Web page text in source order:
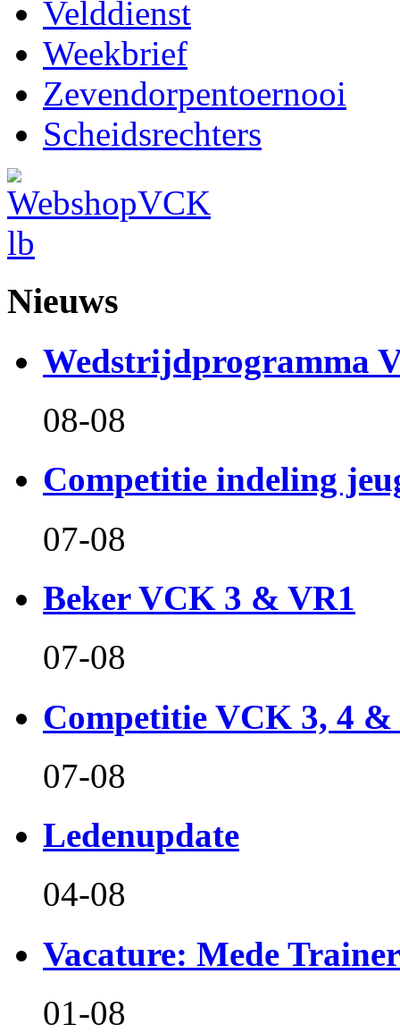
Velddienst
Weekbrief
Zevendorpentoernooi
Scheidsrechters
Nieuws
Wedstrijdprogramma
08-08
Competitie indeling
07-08
Beker VCK 3 & VR1
07-08
Competitie VCK 3, 4 &
07-08
Ledenupdate
04-08
Vacature: Mede
01-08